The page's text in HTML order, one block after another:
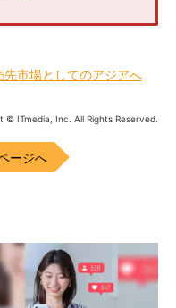
市場としてのアジアへ
© ITmedia, Inc. All Rights Reserved.
ージへ